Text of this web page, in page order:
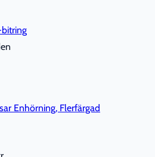
Enhörning, Flerfärgad